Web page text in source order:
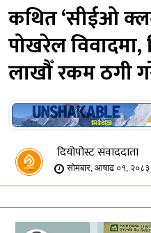
कथित ‘सीईओ
पोखरेल
लाखौँ रकम ठगी
दियोपोस्ट संवाददाता
सोमबार, आषाढ ०१, २०८३